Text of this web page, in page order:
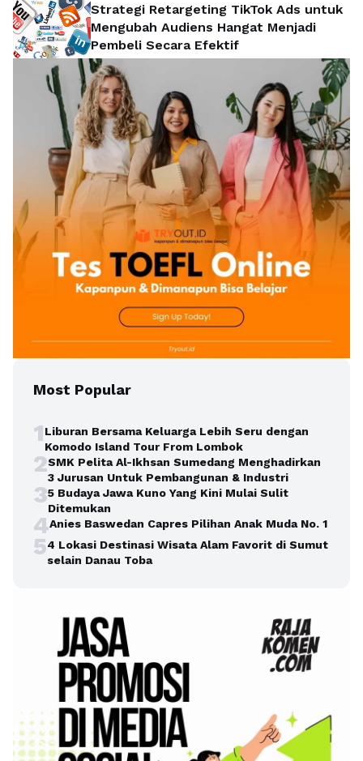
Strategi Retargeting TikTok Ads untuk
Mengubah Audiens Hangat Menjadi
Pembeli Secara Efektif
Most Popular
1Liburan Bersama Keluarga Lebih Seru dengan
Komodo Island Tour From Lombok
2SMK Pelita Al-Ikhsan Sumedang Menghadirkan
3 Jurusan Untuk Pembangunan & Industri
35 Budaya Jawa Kuno Yang Kini Mulai Sulit
Ditemukan
4Anies Baswedan Capres Pilihan Anak Muda No. 1
54 Lokasi Destinasi Wisata Alam Favorit di Sumut
selain Danau Toba